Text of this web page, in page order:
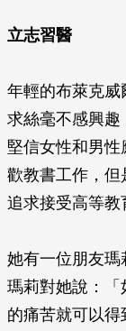
立志習醫
年輕的布萊克威
求絲毫不感興趣
堅信女性和男
歡教書工作，但
追求接受高等教
她有一位朋友瑪
瑪莉對她說：
的痛苦就可以得